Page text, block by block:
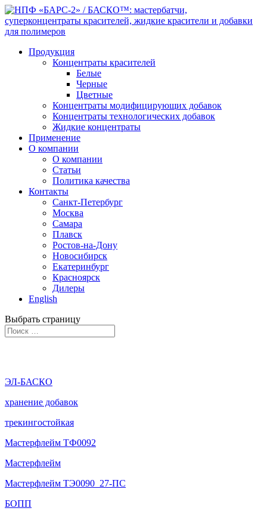
Продукция
Концентраты красителей
Белые
Черные
Цветные
Концентраты модифицирующих добавок
Концентраты технологических добавок
Жидкие концентраты
Применение
О компании
О компании
Статьи
Политика качества
Контакты
Санкт-Петербург
Москва
Самара
Плавск
Ростов-на-Дону
Новосибирск
Екатеринбург
Красноярск
Дилеры
English
Выбрать страницу
ЭЛ-БАСКО
хранение добавок
трекингостойкая
Мастерфлейм ТФ0092
Мастерфлейм
Мастерфлейм ТЭ0090_27-ПС
БОПП